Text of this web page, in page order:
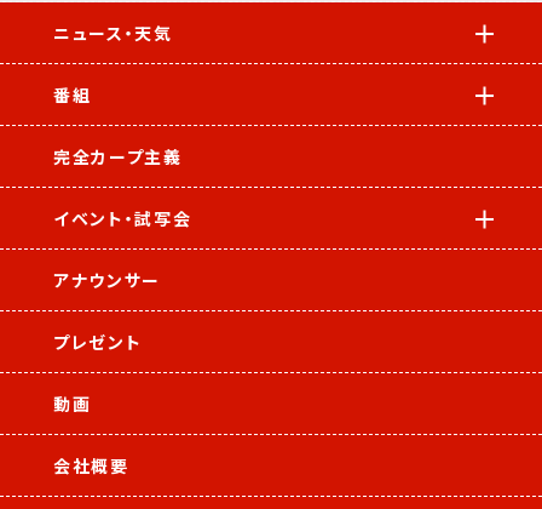
ニュース・天気
番組
完全カープ主義
イベント・試写会
アナウンサー
プレゼント
動画
会社概要